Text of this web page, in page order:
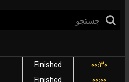
Finished
۰۰:۳۰